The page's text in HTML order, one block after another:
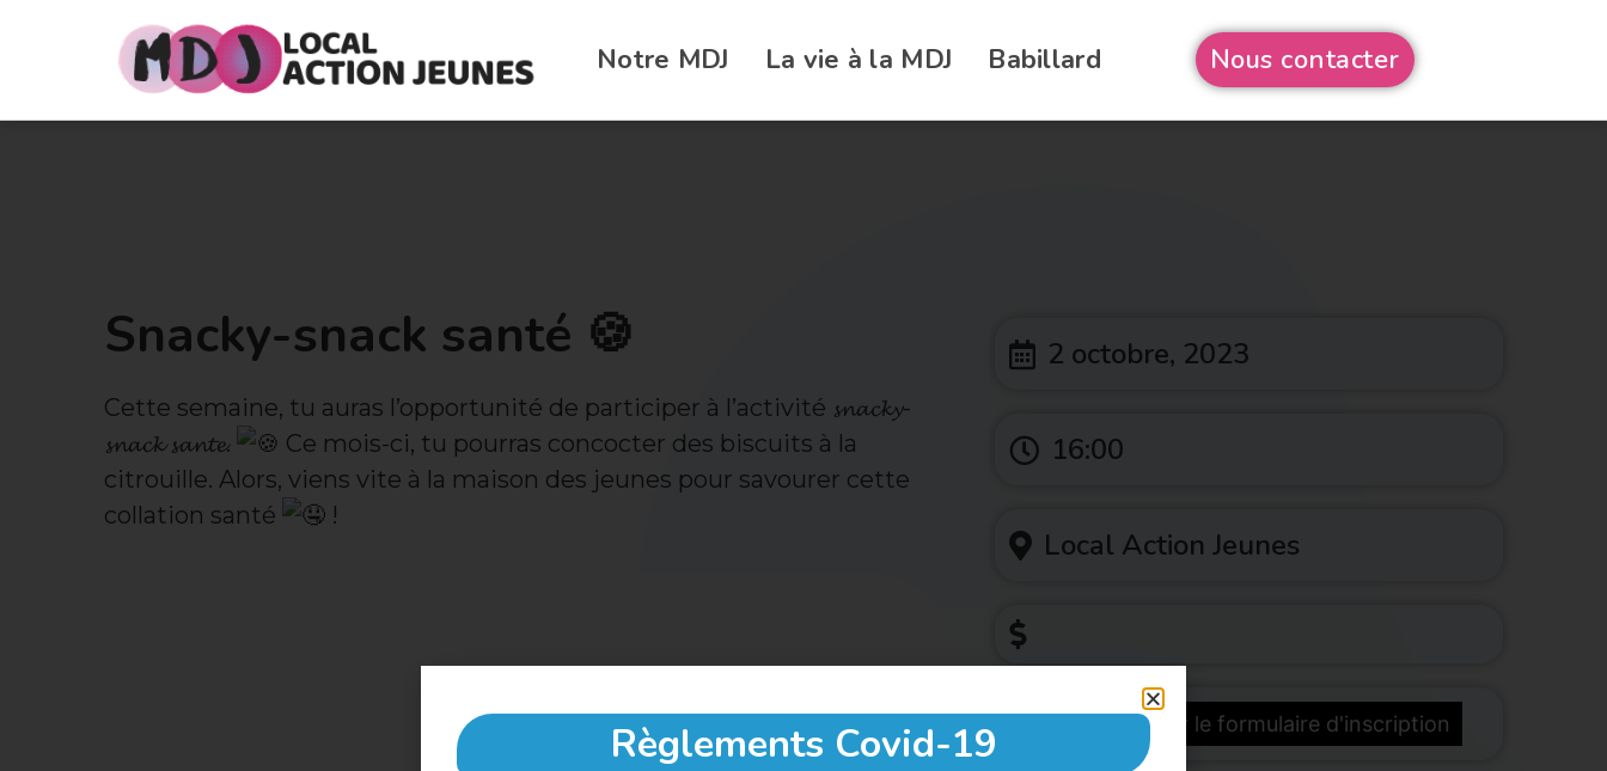
Notre MDJ La vie à la MDJ Babillard Nous contacter
Snacky-snack santé 🍪
Cette semaine, tu auras l’opportunité de participer à l’activité 𝓼𝓷𝓪𝓬𝓴𝔂-
𝓼𝓷𝓪𝓬𝓴 𝓼𝓪𝓷𝓽𝓮.
Ce mois-ci, tu pourras concocter des biscuits à la
citrouille. Alors, viens vite à la maison des jeunes pour savourer cette
collation santé
!
2 octobre, 2023
16:00
Local Action Jeunes
télécharger le formulaire d'inscription
Règlements Covid-19